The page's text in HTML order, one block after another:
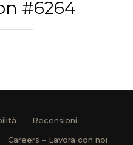
#6264
Recensioni
Careers – Lavora con noi